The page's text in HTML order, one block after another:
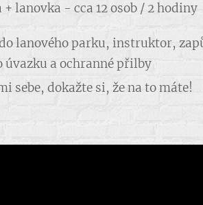
+ lanovka - cca 12 osob / 2 hodiny
lanového parku, instruktor,
úvazku a ochranné přilby
sebe, dokažte si, že na to máte!